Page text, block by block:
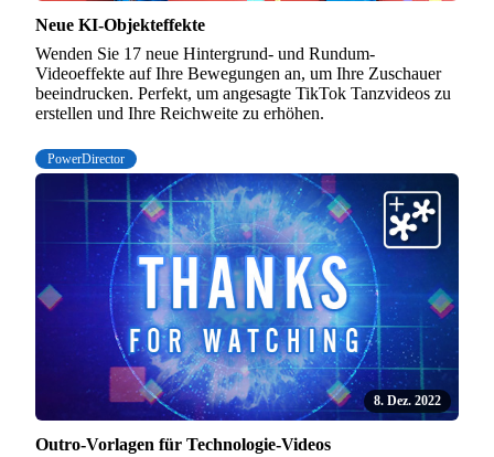
Neue KI-Objekteffekte
Wenden Sie 17 neue Hintergrund- und Rundum-
Videoeffekte auf Ihre Bewegungen an, um Ihre Zuschauer
beeindrucken. Perfekt, um angesagte TikTok Tanzvideos zu
erstellen und Ihre Reichweite zu erhöhen.
PowerDirector
8. Dez. 2022
Outro-Vorlagen für Technologie-Videos